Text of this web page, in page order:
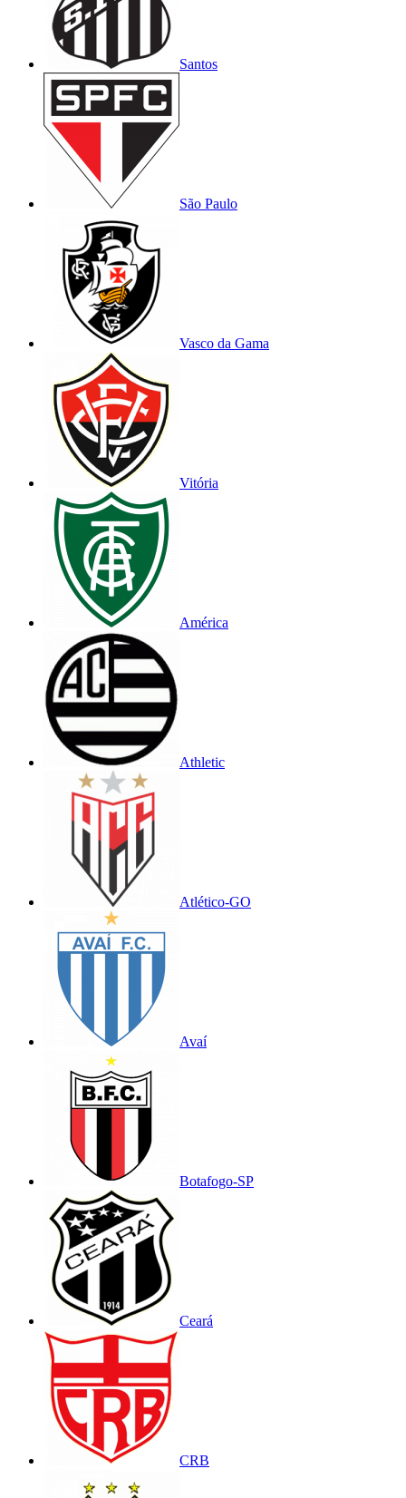
Santos
São Paulo
Vasco da Gama
Vitória
América
Athletic
Atlético-GO
Avaí
Botafogo-SP
Ceará
CRB